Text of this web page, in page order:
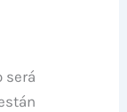
será